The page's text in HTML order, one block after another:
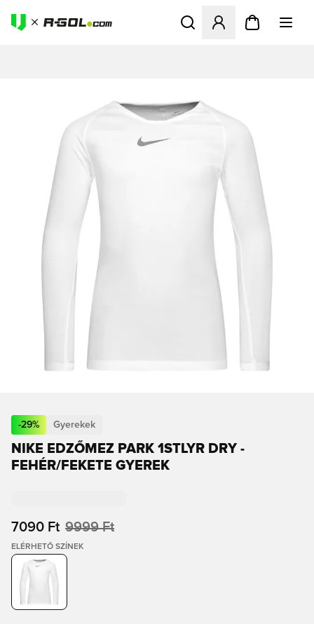
Megnyit egy modált a
-29% Gyerekek
NIKE EDZŐMEZ PARK 1STLYR DRY -
FEHÉR/FEKETE GYEREK
7090 Ft 9999 Ft
ELÉRHETŐ SZÍNEK